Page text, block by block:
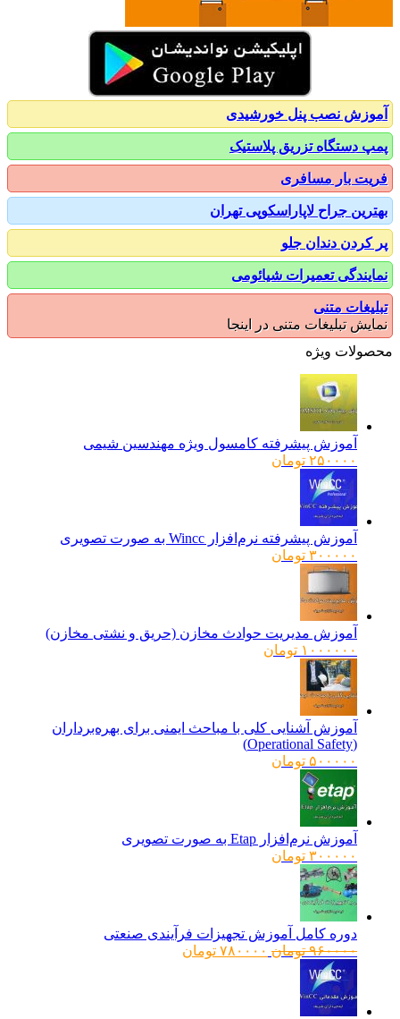
نصب پنل خورشیدی
دستگاه تزریق پلاستیک
بار مسافری
جراح لاپاراسکوپی تهران
دندان جلو
تعمیرات شیائومی
متنی
تبلیغات متنی در اینجا
ویژه
آموزش پیشرفته کامسول ویژه مهندسین شیمی
۲۵۰۰۰۰ تومان
آموزش پیشرفته نرم‌افزار Wincc به صورت تصویری
۳۰۰۰۰۰ تومان
آموزش مدیریت حوادث مخازن (حریق و نشتی مخازن)
۱۰۰۰۰۰۰ تومان
آموزش آشنایی کلی با مباحث ایمنی برای بهره‌برداران
۵۰۰۰۰۰ تومان
آموزش نرم‌افزار Etap به صورت تصویری
۳۰۰۰۰۰ تومان
دوره کامل آموزش تجهیزات فرآیندی صنعتی
۹۶۰۰۰۰ تومانقیمت
۷۸۰۰۰۰ تومانقیمت